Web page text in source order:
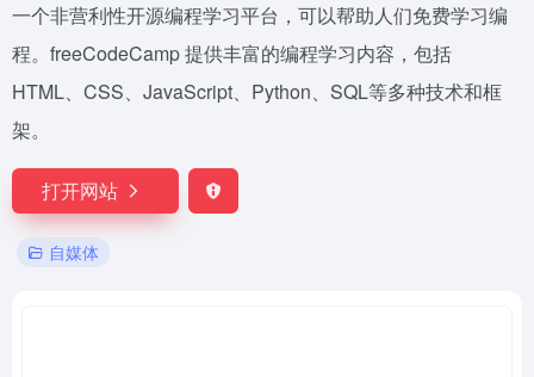
一个非营利性开源编程学习平台，可以帮助人们免费学习编
程。freeCodeCamp 提供丰富的编程学习内容，包括
HTML、CSS、JavaScript、Python、SQL等多种技术和框
架。
打开网站
自媒体